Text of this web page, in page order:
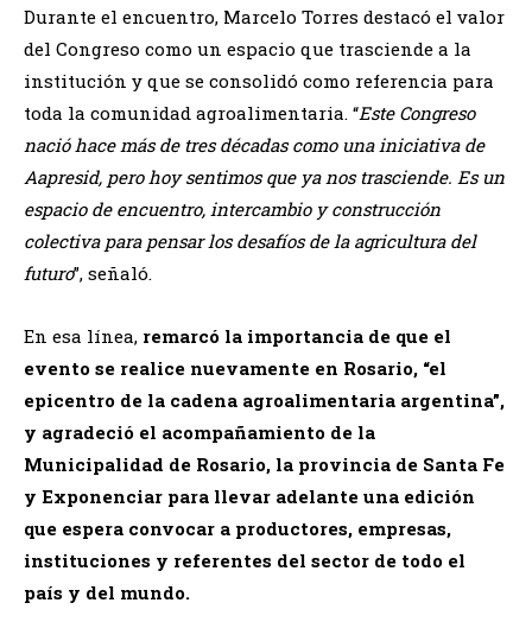
Durante el encuentro, Marcelo Torres destacó el valor
del Congreso como un espacio que trasciende a la
institución y que se consolidó como referencia para
toda la comunidad agroalimentaria. “Este Congreso
nació hace más de tres décadas como una iniciativa de
Aapresid, pero hoy sentimos que ya nos trasciende. Es un
espacio de encuentro, intercambio y construcción
colectiva para pensar los desafíos de la agricultura del
futuro”, señaló.
En esa línea, remarcó la importancia de que el
evento se realice nuevamente en Rosario, “el
epicentro de la cadena agroalimentaria argentina”,
y agradeció el acompañamiento de la
Municipalidad de Rosario, la provincia de Santa Fe
y Exponenciar para llevar adelante una edición
que espera convocar a productores, empresas,
instituciones y referentes del sector de todo el
país y del mundo.